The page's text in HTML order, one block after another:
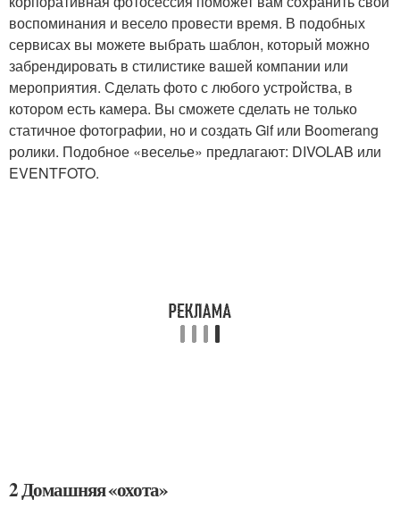
воспоминания и весело провести время. В подобных
сервисах вы можете выбрать шаблон, который можно
забрендировать в стилистике вашей компании или
мероприятия. Сделать фото с любого устройства, в
котором есть камера. Вы сможете сделать не только
статичное фотографии, но и создать Gif или Boomerang
ролики. Подобное «веселье» предлагают: DIVOLAB или
EVENTFOTO.
2 Домашняя «охота»